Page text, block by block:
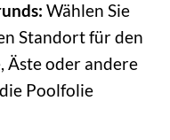
Wählen Sie
Standort für den
Äste oder andere
Poolfolie